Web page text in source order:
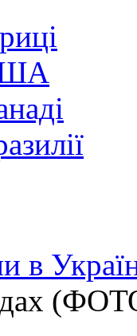
в
дах